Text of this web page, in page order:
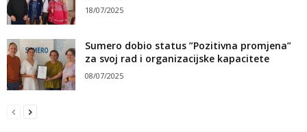
18/07/2025
Sumero dobio status ”Pozitivna promjena”
za svoj rad i organizacijske kapacitete
08/07/2025